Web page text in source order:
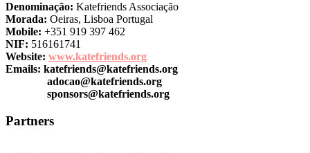
Denominação: Katefriends Associação
Morada: Oeiras, Lisboa Portugal
Mobile: +351 919 397 462
NIF: 516161741
Website: www.katefriends.org
Emails: katefriends@katefriends.org
adocao@katefriends.org
sponsors@katefriends.org
Partners